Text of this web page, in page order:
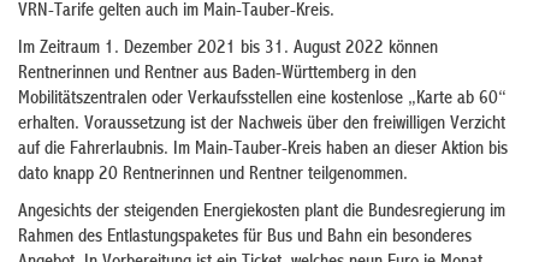
VRN-Tarife gelten auch im Main-Tauber-Kreis.
Im Zeitraum 1. Dezember 2021 bis 31. August 2022 können
Rentnerinnen und Rentner aus Baden-Württemberg in den
Mobilitätszentralen oder Verkaufsstellen eine kostenlose „Karte ab 60“
erhalten. Voraussetzung ist der Nachweis über den freiwilligen Verzicht
auf die Fahrerlaubnis. Im Main-Tauber-Kreis haben an dieser Aktion bis
dato knapp 20 Rentnerinnen und Rentner teilgenommen.
Angesichts der steigenden Energiekosten plant die Bundesregierung im
Rahmen des Entlastungspaketes für Bus und Bahn ein besonderes